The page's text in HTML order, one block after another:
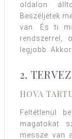
oldalon
Beszéljétek
van. És ti
rendszerrel,
legjobb.
2.
HOVA
Feltétlenül
magatokat
messze van